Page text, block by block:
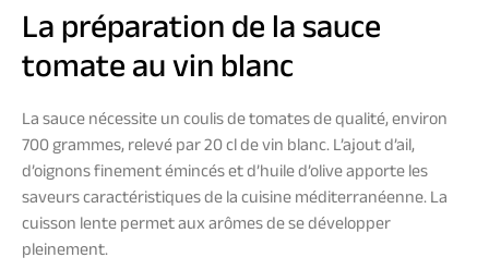
La préparation de la sauce
tomate au vin blanc
La sauce nécessite un coulis de tomates de qualité, environ
700 grammes, relevé par 20 cl de vin blanc. L’ajout d’ail,
d’oignons finement émincés et d’huile d’olive apporte les
saveurs caractéristiques de la cuisine méditerranéenne. La
cuisson lente permet aux arômes de se développer
pleinement.